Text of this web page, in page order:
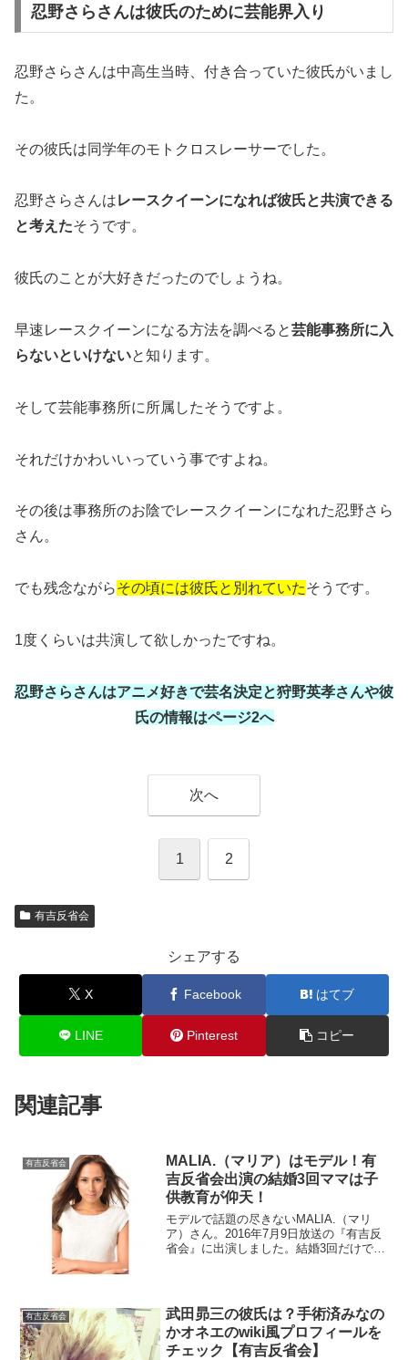
忍野さらさんは彼氏のために芸能界入り
忍野さらさんは中高生当時、付き合っていた彼氏がいまし
た。
その彼氏は同学年のモトクロスレーサーでした。
忍野さらさんはレースクイーンになれば彼氏と共演できる
と考えたそうです。
彼氏のことが大好きだったのでしょうね。
早速レースクイーンになる方法を調べると芸能事務所に入
らないといけないと知ります。
そして芸能事務所に所属したそうですよ。
それだけかわいいっていう事ですよね。
その後は事務所のお陰でレースクイーンになれた忍野さら
さん。
でも残念ながらその頃には彼氏と別れていたそうです。
1度くらいは共演して欲しかったですね。
忍野さらさんはアニメ好きで芸名決定と狩野英孝さんや彼
氏の情報はページ2へ
次へ
1 2
有吉反省会
シェアする
X Facebook はてブ
LINE Pinterest コピー
関連記事
有吉反省会
MALIA.（マリア）はモデル！有
吉反省会出演の結婚3回ママは子
供教育が仰天！
モデルで話題の尽きないMALIA.（マリ
ア）さん。2016年7月9日放送の『有吉反
省会』に出演しました。結婚3回だけでも
有吉反省会
武田昴三の彼氏は？手術済みなの
かオネエのwiki風プロフィールを
チェック【有吉反省会】